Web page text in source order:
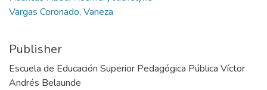
Vargas Coronado, Vaneza
Publisher
Escuela de Educación Superior Pedagógica Pública Víctor
Andrés Belaunde